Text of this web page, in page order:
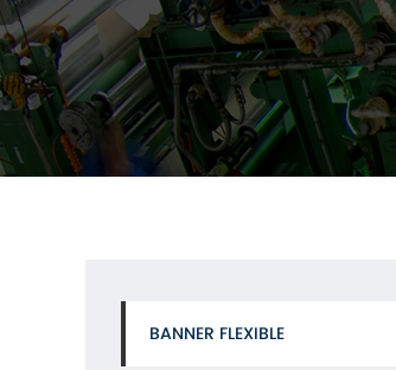
BANNER FLEXIBLE